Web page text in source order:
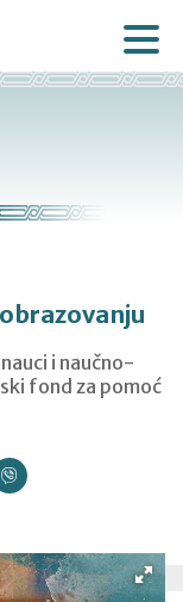
i naučno-
fond za pomoć